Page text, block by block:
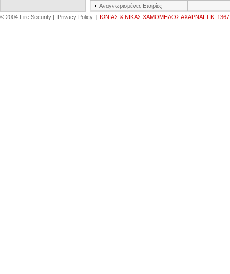
Αναγνωρισμένες Εταιρίες
© 2004 Fire Security
Privacy Policy IΩΝΙΑΣ & ΝΙΚΑΣ ΧΑΜΟΜΗΛΟΣ ΑΧΑΡΝΑΙ Τ.Κ.